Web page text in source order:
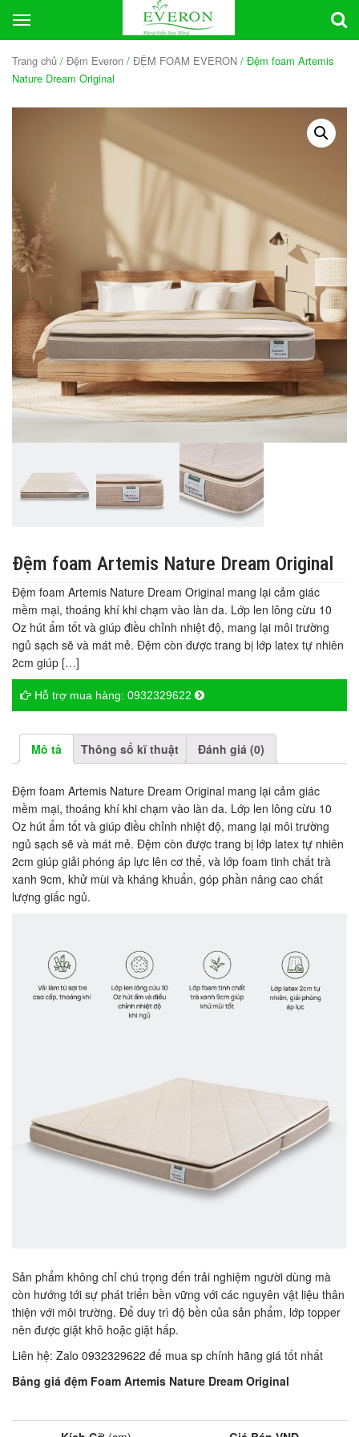
Toggle
navigation
Trang chủ / Đệm Everon / ĐỆM FOAM EVERON / Đệm foam Artemis
Nature Dream Original
Đệm foam Artemis Nature Dream Original
Đệm foam Artemis Nature Dream Original mang lại cảm giác
mềm mại, thoáng khí khi chạm vào làn da. Lớp len lông cừu 10
Oz hút ẩm tốt và giúp điều chỉnh nhiệt độ, mang lại môi trường
ngủ sạch sẽ và mát mẻ. Đệm còn được trang bị lớp latex tự nhiên
2cm giúp […]
Hỗ trợ mua hàng: 0932329622
Mô tả Thông số kĩ thuật Đánh giá (0)
Đệm foam Artemis Nature Dream Original mang lại cảm giác
mềm mại, thoáng khí khi chạm vào làn da. Lớp len lông cừu 10
Oz hút ẩm tốt và giúp điều chỉnh nhiệt độ, mang lại môi trường
ngủ sạch sẽ và mát mẻ. Đệm còn được trang bị lớp latex tự nhiên
2cm giúp giải phóng áp lực lên cơ thể, và lớp foam tinh chất trà
xanh 9cm, khử mùi và kháng khuẩn, góp phần nâng cao chất
lượng giấc ngủ.
Sản phẩm không chỉ chú trọng đến trải nghiệm người dùng mà
còn hướng tới sự phát triển bền vững với các nguyên vật liệu thân
thiện với môi trường. Để duy trì độ bền của sản phẩm, lớp topper
nên được giặt khô hoặc giặt hấp.
Liên hệ: Zalo 0932329622 để mua sp chính hãng giá tốt nhất
Bảng giá đệm Foam Artemis Nature Dream Original